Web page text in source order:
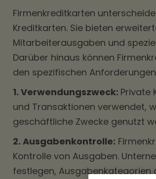
Firmenkreditkarten
Kreditkarten. Sie bieten
Mitarbeiterausgaben und
Darüber hinaus können
den spezifischen
1. Verwendungszweck: Private
und Transaktionen verwendet,
geschäftliche Zwecke genutzt
2. Ausgabenkontrolle:
Kontrolle von Ausgaben.
festlegen, Ausgabenkategorien